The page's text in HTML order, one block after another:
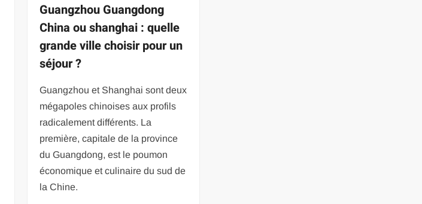
Guangzhou Guangdong
China ou shanghai : quelle
grande ville choisir pour un
séjour ?
Guangzhou et Shanghai sont deux
mégapoles chinoises aux profils
radicalement différents. La
première, capitale de la province
du Guangdong, est le poumon
économique et culinaire du sud de
la Chine.